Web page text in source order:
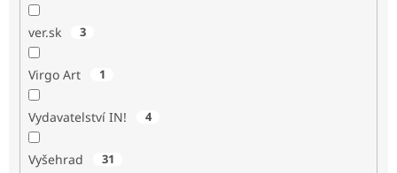
ver.sk 3
Virgo Art 1
Vydavatelství IN! 4
Vyšehrad 31